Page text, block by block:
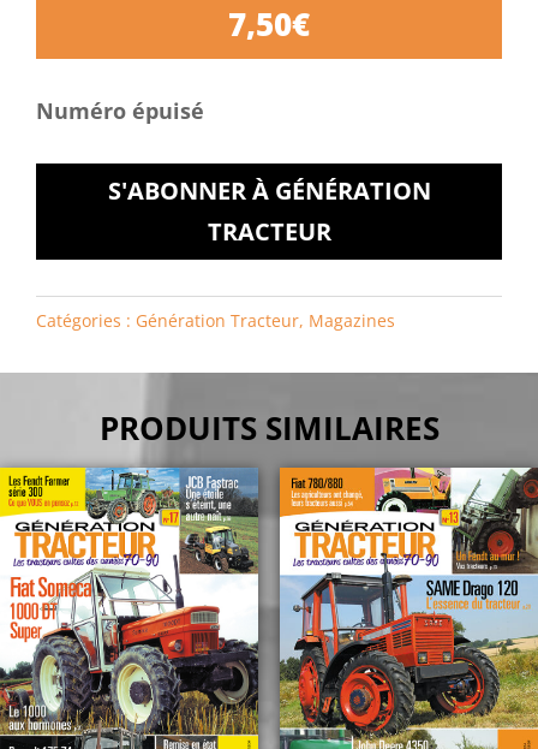
7,50€
Numéro épuisé
S'ABONNER À GÉNÉRATION
TRACTEUR
Catégories : Génération Tracteur, Magazines
PRODUITS SIMILAIRES